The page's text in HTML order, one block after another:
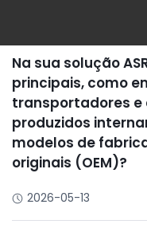
Na sua solução
principais, como
transportadores e
produzidos
modelos de
originais (OEM)?
2026-05-13